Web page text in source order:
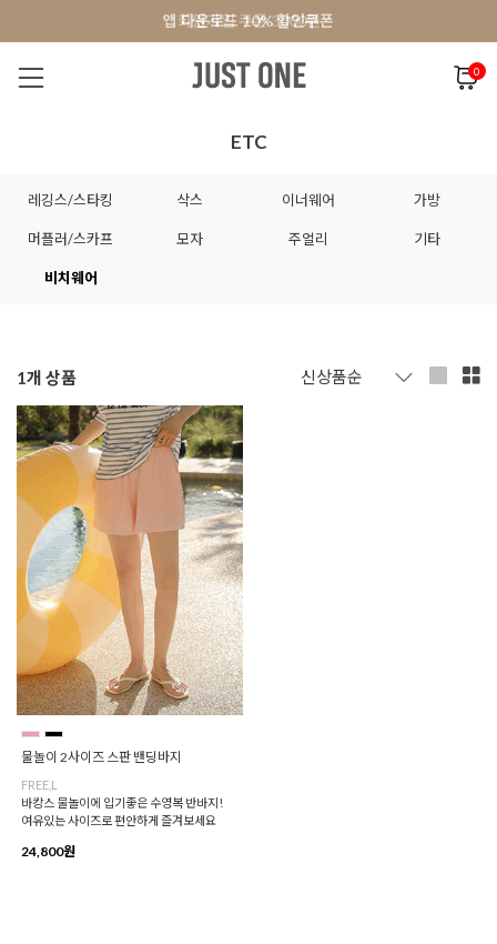
앱 다운로드 10% 할인쿠폰
회원가입 쿠폰 3000원
앱 다운로드 10% 할인쿠폰
0
MADE . J
ETC
레깅스/스타킹 삭스 이너웨어 가방
머플러/스카프 모자 주얼리 기타
비치웨어
1개 상품
물놀이 2사이즈 스판 밴딩바지
FREE,L
바캉스 물놀이에 입기좋은 수영복 반바지!
여유있는 사이즈로 편안하게 즐겨보세요
24,800원